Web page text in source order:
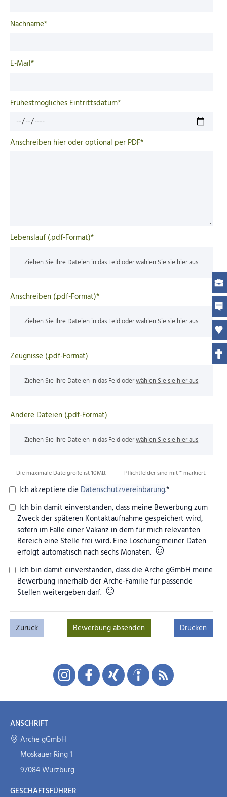
Nachname*
E-Mail*
Frühestmögliches Eintrittsdatum*
Anschreiben hier oder optional per PDF*
Lebenslauf (.pdf-Format)*
Ziehen Sie Ihre Dateien in das Feld oderwählen Sie sie hier aus
Anschreiben (.pdf-Format)*
Ziehen Sie Ihre Dateien in das Feld oderwählen Sie sie hier aus
Zeugnisse (.pdf-Format)
Ziehen Sie Ihre Dateien in das Feld oderwählen Sie sie hier aus
Andere Dateien (.pdf-Format)
Ziehen Sie Ihre Dateien in das Feld oderwählen Sie sie hier aus
Die maximale Dateigröße ist 10MB. Pflichtfelder sind mit * markiert.
Ich akzeptiere die Datenschutzvereinbarung.*
Ich bin damit einverstanden, dass meine Bewerbung zum
Zweck der späteren Kontaktaufnahme gespeichert wird,
sofern im Falle einer Vakanz in dem für mich relevanten
Bereich eine Stelle frei wird. Eine Löschung meiner Daten
erfolgt automatisch nach sechs Monaten. ☺
Ich bin damit einverstanden, dass die Arche gGmbH meine
Bewerbung innerhalb der Arche-Familie für passende
Stellen weitergeben darf. ☺
Zurück Drucken
ANSCHRIFT
Arche gGmbH
Moskauer Ring 1
97084 Würzburg
GESCHÄFTSFÜHRER